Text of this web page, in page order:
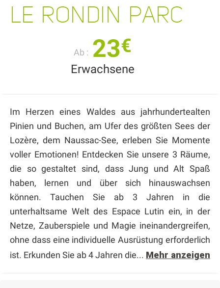
LE RONDIN PARC
Ab : 23€
Erwachsene
Im Herzen eines Waldes aus jahrhundertealten
Pinien und Buchen, am Ufer des größten Sees der
Lozère, dem Naussac-See, erleben Sie Momente
voller Emotionen! Entdecken Sie unsere 3 Räume,
die so gestaltet sind, dass Jung und Alt Spaß
haben, lernen und über sich hinauswachsen
können. Tauchen Sie ab 3 Jahren in die
unterhaltsame Welt des Espace Lutin ein, in der
Netze, Zauberspiele und Magie ineinandergreifen,
ohne dass eine individuelle Ausrüstung erforderlich
ist. Erkunden Sie ab 4 Jahren die... Mehr anzeigen